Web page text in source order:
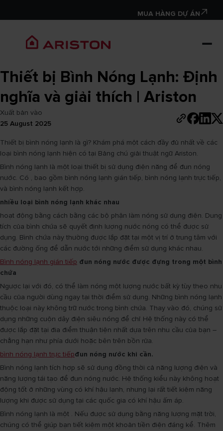
MUA HÀNG DỰ ÁN
Thiết bị Bình Nóng Lạnh: Định
nghĩa và giải thích | Ariston
Xuất bản vào
25 August 2025
Thiết bị bình nóng lạnh là gì? Khám phá một cách đầy đủ nhất về các
loại bình nóng lạnh hiện có tại Bảng chú giải thuật ngữ Ariston.
Bình nóng lạnh là một loại thiết bị sử dụng điện năng để đun nóng
nước. Có , bao gồm bình nóng lạnh gián tiếp, bình nóng lạnh trực tiếp,
và bình nóng lạnh kết hợp.
nhiều loại bình nóng lạnh khác nhau
hoạt động bằng cách bằng các bộ phận làm nóng sử dụng điện. Dung
tích của bình chứa sẽ quyết định lượng nước nóng có thể được sử
dụng. Bình chứa này thường được lắp đặt tại một vị trí ở trung tâm với
các đường ống để dẫn nước tới những điểm sử dụng khác nhau.
Bình nóng lạnh gián tiếp đun nóng nước được đựng trong một bình
chứa
Ngược lại với đó, có thể làm nóng một lượng nước bất kỳ tùy theo nhu
cầu của người dùng ngay tại thời điểm sử dụng. Những bình nóng lạnh
thuộc loại này không trữ nước trong bình chứa. Thay vào đó, chúng sử
dụng những cuộn dây điện siêu nóng để chỉ Hệ thống này có thể
được lắp đặt tại đia điểm thuận tiện nhất dựa trên nhu cầu của bạn –
chẳng hạn như phía dưới hoặc bên trên bồn rửa.
bình nóng lạnh trực tiếpđun nóng nước khi cần.
Bình nóng lạnh tích hợp sẽ sử dụng đồng thời cả năng lượng điện và
năng lượng tái tạo để đun nóng nước. Hệ thống kiểu này không hoạt
động tốt ở những vùng có khí hậu lạnh, nhưng lại rất tiết kiệm năng
lượng khi được sử dụng tại các quốc gia có khí hậu ấm áp.
Bình nóng lạnh là một . Nếu được sử dụng bằng năng lượng mặt trời,
chúng có thể giúp bạn tiết kiệm một khoản tiền điện đáng kể. Thêm